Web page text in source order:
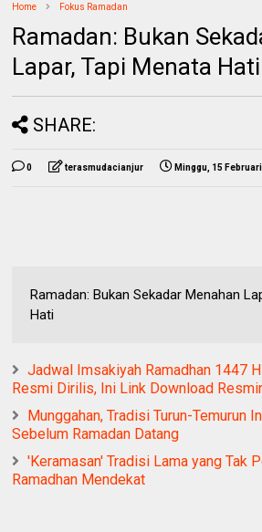
Home Fokus Ramadan
Ramadan: Bukan
Lapar, Tapi Menata Hati
SHARE:
0 terasmudacianjur Minggu, 15
Ramadan: Bukan Sekadar Menahan
Hati
Jadwal Imsakiyah Ramadhan 1447
Resmi Dirilis, Ini Link Download
Munggahan, Tradisi Turun-Temurun
Sebelum Ramadan Datang
'Keramasan' Tradisi Lama yang Tak
Ramadhan Mendekat